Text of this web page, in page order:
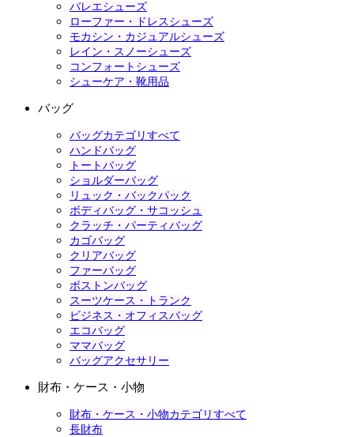
バレエシューズ
ローファー・ドレスシューズ
モカシン・カジュアルシューズ
レイン・スノーシューズ
コンフォートシューズ
シューケア・靴用品
バッグ
バッグカテゴリすべて
ハンドバッグ
トートバッグ
ショルダーバッグ
リュック・バックパック
ボディバッグ・サコッシュ
クラッチ・パーティバッグ
カゴバッグ
クリアバッグ
ファーバッグ
ボストンバッグ
スーツケース・トランク
ビジネス・オフィスバッグ
エコバッグ
ママバッグ
バッグアクセサリー
財布・ケース・小物
財布・ケース・小物カテゴリすべて
長財布